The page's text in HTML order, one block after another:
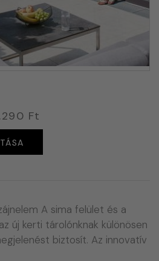
Ft
A sima felület és a
új kerti tárolónknak különösen
biztosít. Az innovatív